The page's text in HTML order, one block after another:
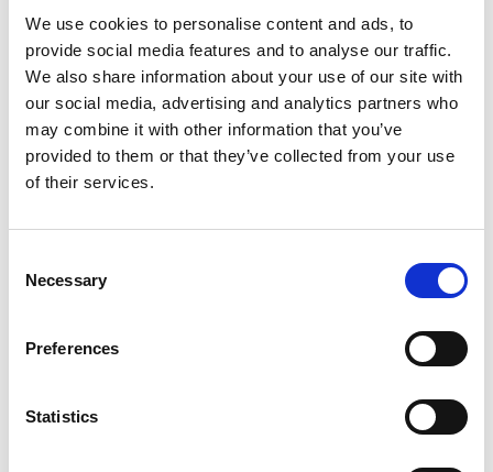
We use cookies to personalise content and ads, to
provide social media features and to analyse our traffic.
We also share information about your use of our site with
our social media, advertising and analytics partners who
may combine it with other information that you’ve
provided to them or that they’ve collected from your use
of their services.
Selection
Necessary
Preferences
Statistics
7 Agosto 2026
Nel primo semestre è aumentata fortemente la
costruzione di nuove abitazioni
Repubblica Ceca